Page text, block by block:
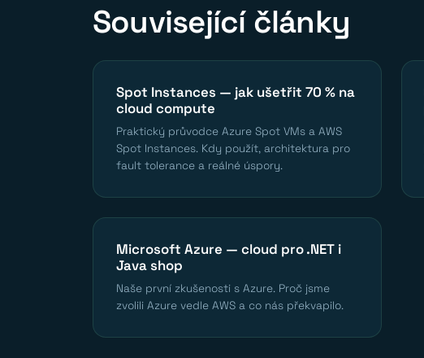
Související články
Spot Instances — jak ušetřit 70 % na
cloud compute
Praktický průvodce Azure Spot VMs a AWS
Spot Instances. Kdy použít, architektura pro
fault tolerance a reálné úspory.
Microsoft Azure — cloud pro .NET i
Java shop
Naše první zkušenosti s Azure. Proč jsme
zvolili Azure vedle AWS a co nás překvapilo.